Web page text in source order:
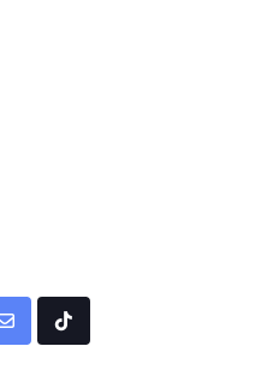
Share Tiktok